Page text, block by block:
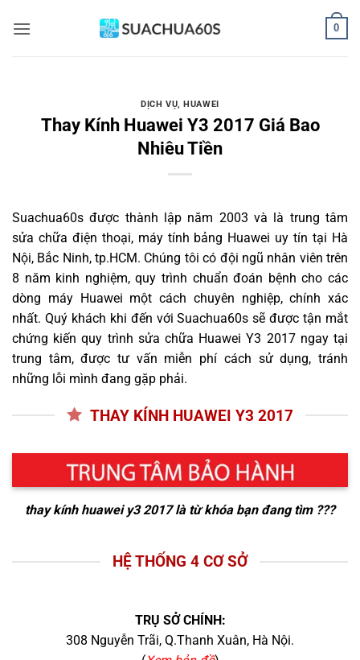
qua
0
DỊCH VỤ,HUAWEI
Thay Kính Huawei Y3 2017 Giá Bao
Nhiêu Tiền
Suachua60s được thành lập năm 2003 và là trung tâm
sửa chữa điện thoại, máy tính bảng Huawei uy tín tại Hà
Nội, Bắc Ninh, tp.HCM. Chúng tôi có đội ngũ nhân viên trên
8 năm kinh nghiệm, quy trình chuẩn đoán bệnh cho các
dòng máy Huawei một cách chuyên nghiệp, chính xác
nhất. Quý khách khi đến với Suachua60s sẽ được tận mắt
chứng kiến quy trình sửa chữa Huawei Y3 2017 ngay tại
trung tâm, được tư vấn miễn phí cách sử dụng, tránh
những lỗi mình đang gặp phải.
THAY KÍNH HUAWEI Y3 2017
thay kính huawei y3 2017là từ khóa bạn đang tìm ???
HỆ THỐNG 4 CƠ SỞ
TRỤ SỞ CHÍNH:
308 Nguyễn Trãi, Q.Thanh Xuân, Hà Nội.